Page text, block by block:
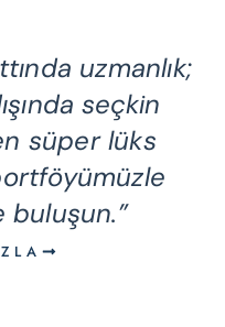
uzmanlık;
seçkin
süper lüks